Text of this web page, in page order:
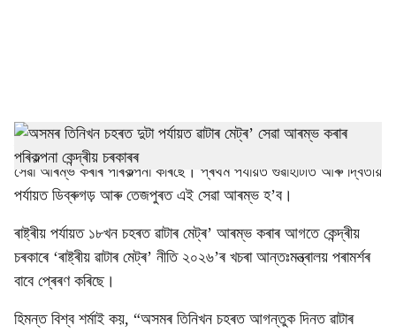
h
a
r
e
গুৱাহাটীঃ কেন্দ্ৰীয় চৰকাৰে অসমৰ তিনিখন চহৰত দুটা পৰ্যায়ত ৱাটাৰ মেট্ৰ’
সেৱা আৰম্ভ কৰাৰ পৰিকল্পনা কৰিছে। প্ৰথম পৰ্যায়ত গুৱাহাটীত আৰু দ্বিতীয়
পৰ্যায়ত ডিব্ৰুগড় আৰু তেজপুৰত এই সেৱা আৰম্ভ হ’ব।
ৰাষ্ট্ৰীয় পৰ্যায়ত ১৮খন চহৰত ৱাটাৰ মেট্ৰ’ আৰম্ভ কৰাৰ আগতে কেন্দ্ৰীয়
চৰকাৰে ‘ৰাষ্ট্ৰীয় ৱাটাৰ মেট্ৰ’ নীতি ২০২৬’ৰ খচৰা আন্তঃমন্ত্ৰালয় পৰামৰ্শৰ
বাবে প্ৰেৰণ কৰিছে।
হিমন্ত বিশ্ব শৰ্মাই কয়, “অসমৰ তিনিখন চহৰত আগন্তুক দিনত ৱাটাৰ